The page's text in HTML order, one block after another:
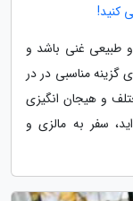
کنید!
طبیعی غنی باشد و
گزینه مناسبی در در
و هیجان انگیزی
سفر به مالزی و